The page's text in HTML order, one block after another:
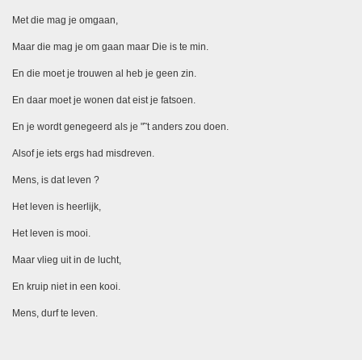
Met die mag je omgaan,
Maar die mag je om gaan maar Die is te min.
En die moet je trouwen al heb je geen zin.
En daar moet je wonen dat eist je fatsoen.
En je wordt genegeerd als je "˜t anders zou doen.
Alsof je iets ergs had misdreven.
Mens, is dat leven ?
Het leven is heerlijk,
Het leven is mooi.
Maar vlieg uit in de lucht,
En kruip niet in een kooi.
Mens, durf te leven.